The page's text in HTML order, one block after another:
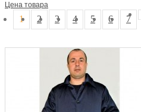
Цена товара
1 2 3 4 5 6 7